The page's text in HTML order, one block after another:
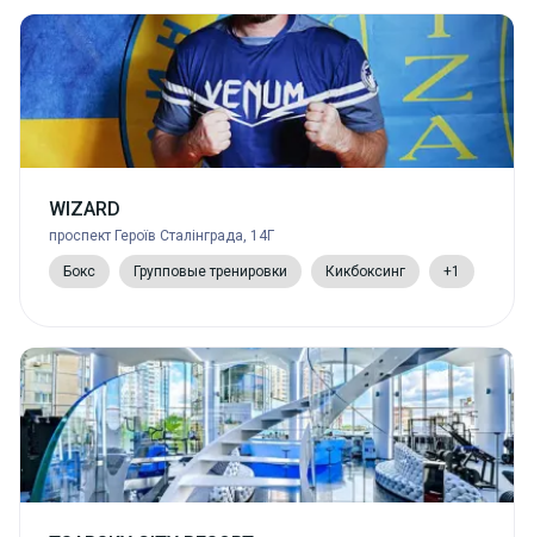
WIZARD
проспект Героїв Сталінграда, 14Г
Бокс Групповые тренировки Кикбоксинг +1